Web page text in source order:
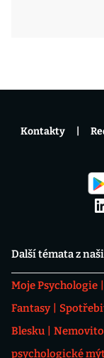
Další témata z
Moje Psychologie
Fantasy
Blesku
psychologické
Kontakty